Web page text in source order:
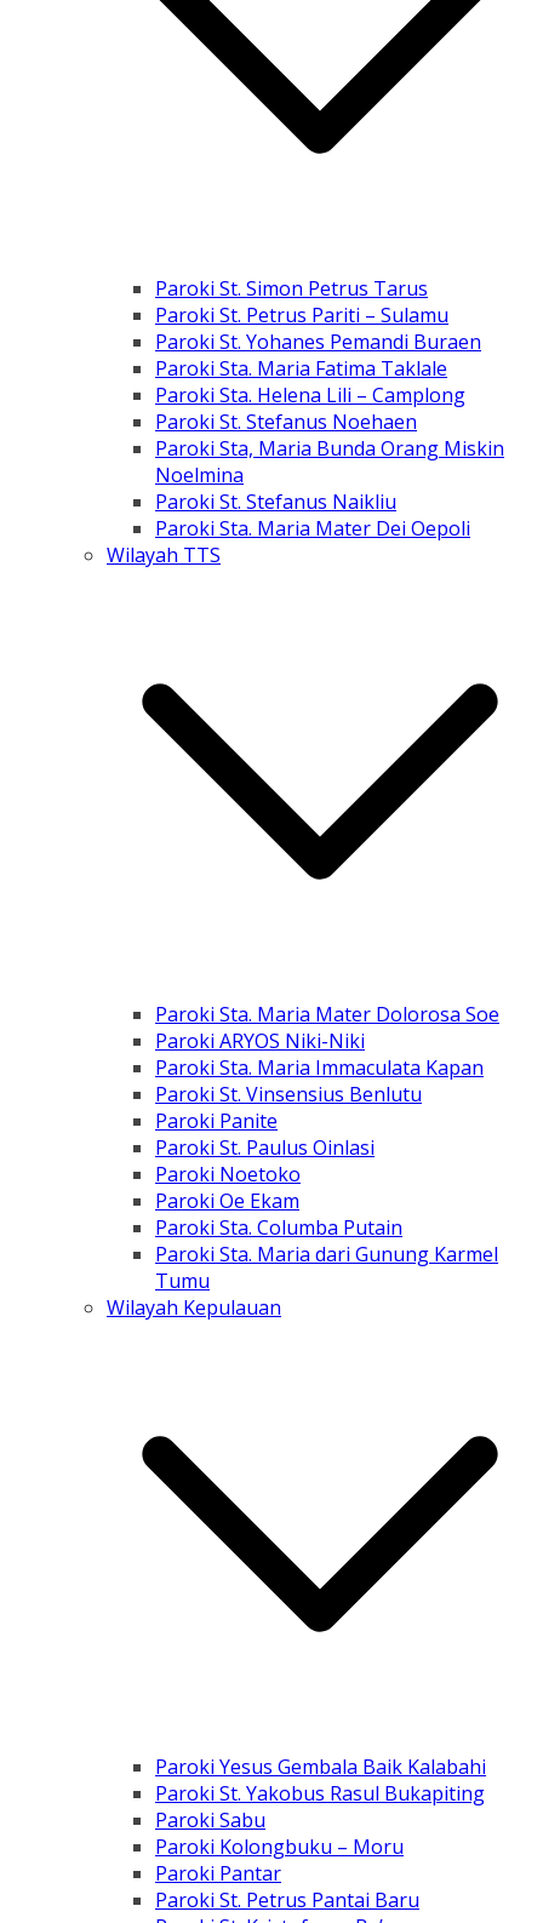
Paroki St. Simon Petrus Tarus
Paroki St. Petrus Pariti – Sulamu
Paroki St. Yohanes Pemandi Buraen
Paroki Sta. Maria Fatima Taklale
Paroki Sta. Helena Lili – Camplong
Paroki St. Stefanus Noehaen
Paroki Sta, Maria Bunda Orang Miskin
Noelmina
Paroki St. Stefanus Naikliu
Paroki Sta. Maria Mater Dei Oepoli
Wilayah TTS
Paroki Sta. Maria Mater Dolorosa Soe
Paroki ARYOS Niki-Niki
Paroki Sta. Maria Immaculata Kapan
Paroki St. Vinsensius Benlutu
Paroki Panite
Paroki St. Paulus Oinlasi
Paroki Noetoko
Paroki Oe Ekam
Paroki Sta. Columba Putain
Paroki Sta. Maria dari Gunung Karmel
Tumu
Wilayah Kepulauan
Paroki Yesus Gembala Baik Kalabahi
Paroki St. Yakobus Rasul Bukapiting
Paroki Sabu
Paroki Kolongbuku – Moru
Paroki Pantar
Paroki St. Petrus Pantai Baru